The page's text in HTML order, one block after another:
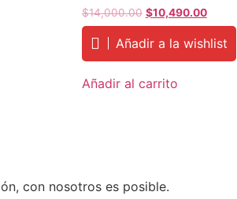
$14,000.00 Original
price
was:
$14,000.00.
$10,490.00
price
is:
Añadir a la wishlist
Añadir al carrito
con nosotros es posible.